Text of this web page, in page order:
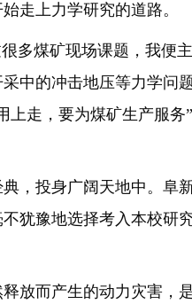
走上力学研究的道路。
多煤矿现场课题，我便
中的冲击地压等力学问题
走，要为煤矿生产服务”
，投身广阔天地中。阜
犹豫地选择考入本校研
放而产生的动力灾害，